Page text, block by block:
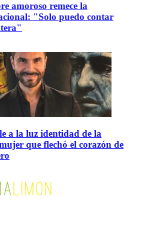
amoroso remece la
"Solo puedo contar
a la luz identidad de la
que flechó el corazón de